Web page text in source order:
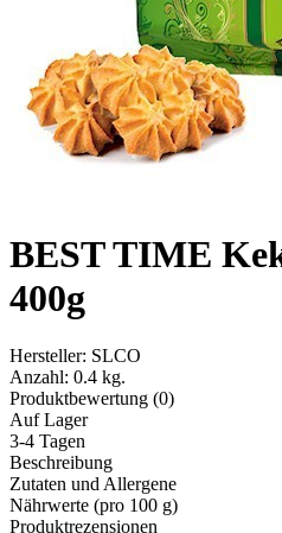
BEST TIME
400g
Hersteller: SLCO
Anzahl: 0.4 kg.
Produktbewertung (0)
Auf Lager
3-4 Tagen
Beschreibung
Zutaten und Allergene
Nährwerte (pro 100 g)
Produktrezensionen